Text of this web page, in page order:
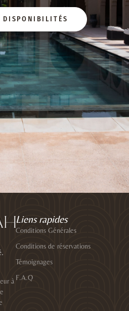
DISPONIBILITÉS
à
Liens rapides
Conditions Générales
Conditions de réservations
Témoignages
F.A.Q